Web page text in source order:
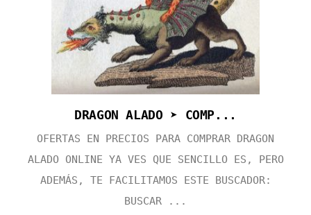
DRAGON ALADO ➤ COMP...
OFERTAS EN PRECIOS PARA COMPRAR DRAGON
ALADO ONLINE YA VES QUE SENCILLO ES, PERO
ADEMÁS, TE FACILITAMOS ESTE BUSCADOR:
BUSCAR ...